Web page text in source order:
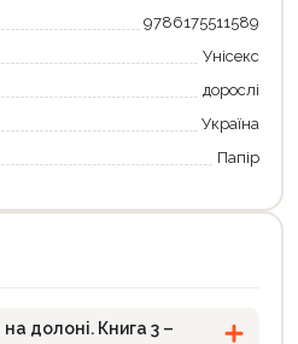
9786175511589
Унісекс
дорослі
Україна
Папір
долоні. Книга 3 –